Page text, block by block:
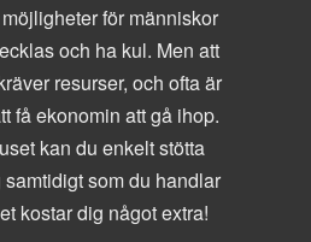
för människor
och ha kul. Men att
resurser, och ofta är
få ekonomin att gå ihop.
kan du enkelt stötta
som du handlar
kostar dig något extra!